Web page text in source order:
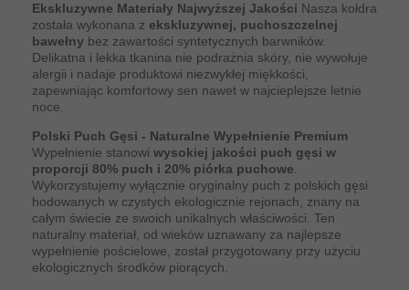
Ekskluzywne Materiały Najwyższej Jakości Nasza kołdra
została wykonana z ekskluzywnej, puchoszczelnej
bawełny bez zawartości syntetycznych barwników.
Delikatna i lekka tkanina nie podrażnia skóry, nie wywołuje
alergii i nadaje produktowi niezwykłej miękkości,
zapewniając komfortowy sen nawet w najcieplejsze letnie
noce.
Polski Puch Gęsi - Naturalne Wypełnienie Premium
Wypełnienie stanowi wysokiej jakości puch gęsi w
proporcji 80% puch i 20% piórka puchowe.
Wykorzystujemy wyłącznie oryginalny puch z polskich gęsi
hodowanych w czystych ekologicznie rejonach, znany na
całym świecie ze swoich unikalnych właściwości. Ten
naturalny materiał, od wieków uznawany za najlepsze
wypełnienie pościelowe, został przygotowany przy użyciu
ekologicznych środków piorących.